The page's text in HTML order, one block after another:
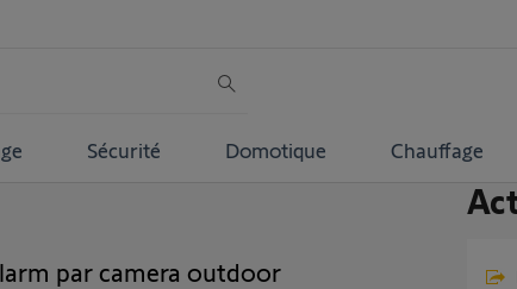
Sécurité Domotique Chauffage
par camera outdoor